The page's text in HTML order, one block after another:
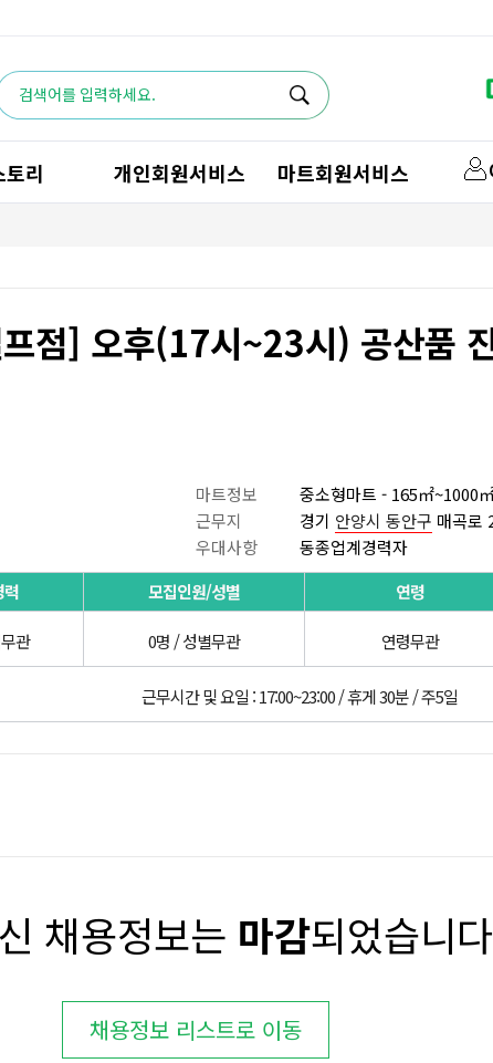
토리 개인회원서비스 마트회원서비스
점] 오후(17시~23시) 공산품
마트정보
중소형마트 - 165㎡~1000
근무지 경기 안양시 동안구 매곡로
우대사항
동종업계경력자
력 모집인원/성별 연령
관 0명 / 성별무관 연령무관
근무시간 및 요일 : 17:00~23:00 / 휴게 30분 / 주5일
채용정보는 마감되었습니
채용정보 리스트로 이동